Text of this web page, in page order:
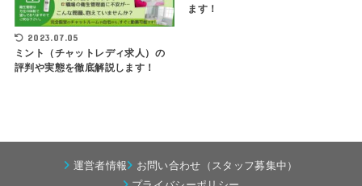
2023.07.05
ミント（チャットレディ求人）の
評判や実態を徹底解説します！
ます！
運営者情報
お問い合わせ（スタッフ募集中）